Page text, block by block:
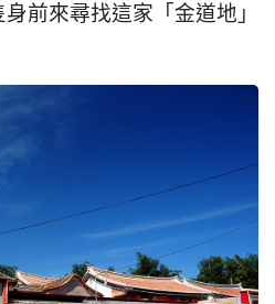
前來尋找這家「金道地」